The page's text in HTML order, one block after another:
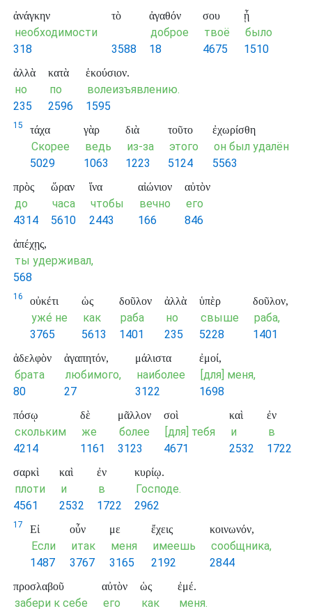
ἀνάγκην
необходимости
318
τὸ
3588
ἀγαθόν
доброе
18
σου
твоё
4675
ᾖ
было
1510
ἀλλὰ
но
235
κατὰ
по
2596
ἑκούσιον.
волеизъявлению.
1595
15 τάχα
Скорее
5029
γὰρ
ведь
1063
διὰ
из-за
1223
τοῦτο
этого
5124
ἐχωρίσθη
он был удалён
5563
πρὸς
до
4314
ὥραν
часа
5610
ἵνα
чтобы
2443
αἰώνιον
вечно
166
αὐτὸν
его
846
ἀπέχῃς,
ты удерживал,
568
16 οὐκέτι
уже́ не
3765
ὡς
как
5613
δοῦλον
раба
1401
ἀλλὰ
но
235
ὑπὲρ
свыше
5228
δοῦλον,
раба,
1401
ἀδελφὸν
брата
80
ἀγαπητόν,
любимого,
27
μάλιστα
наиболее
3122
ἐμοί,
[для] меня,
1698
πόσῳ
скольким
4214
δὲ
же
1161
μᾶλλον
более
3123
σοὶ
[для] тебя
4671
καὶ
и
2532
ἐν
в
1722
σαρκὶ
плоти
4561
καὶ
и
2532
ἐν
в
1722
κυρίῳ.
Господе.
2962
17 Εἰ
Если
1487
οὖν
итак
3767
με
меня
3165
ἔχεις
имеешь
2192
κοινωνόν,
сообщника,
2844
προσλαβοῦ
забери к себе
αὐτὸν
его
ὡς
как
ἐμέ.
меня.